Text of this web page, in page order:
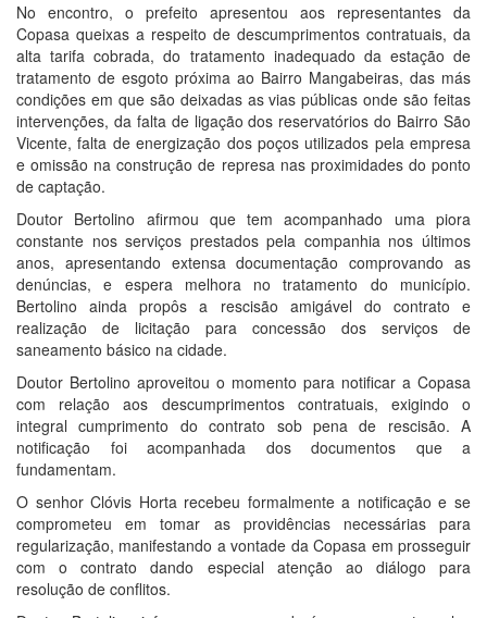
No encontro, o prefeito apresentou aos representantes da
Copasa queixas a respeito de descumprimentos contratuais, da
alta tarifa cobrada, do tratamento inadequado da estação de
tratamento de esgoto próxima ao Bairro Mangabeiras, das más
condições em que são deixadas as vias públicas onde são feitas
intervenções, da falta de ligação dos reservatórios do Bairro São
Vicente, falta de energização dos poços utilizados pela empresa
e omissão na construção de represa nas proximidades do ponto
de captação.
Doutor Bertolino afirmou que tem acompanhado uma piora
constante nos serviços prestados pela companhia nos últimos
anos, apresentando extensa documentação comprovando as
denúncias, e espera melhora no tratamento do município.
Bertolino ainda propôs a rescisão amigável do contrato e
realização de licitação para concessão dos serviços de
saneamento básico na cidade.
Doutor Bertolino aproveitou o momento para notificar a Copasa
com relação aos descumprimentos contratuais, exigindo o
integral cumprimento do contrato sob pena de rescisão. A
notificação foi acompanhada dos documentos que a
fundamentam.
O senhor Clóvis Horta recebeu formalmente a notificação e se
comprometeu em tomar as providências necessárias para
regularização, manifestando a vontade da Copasa em prosseguir
com o contrato dando especial atenção ao diálogo para
resolução de conflitos.